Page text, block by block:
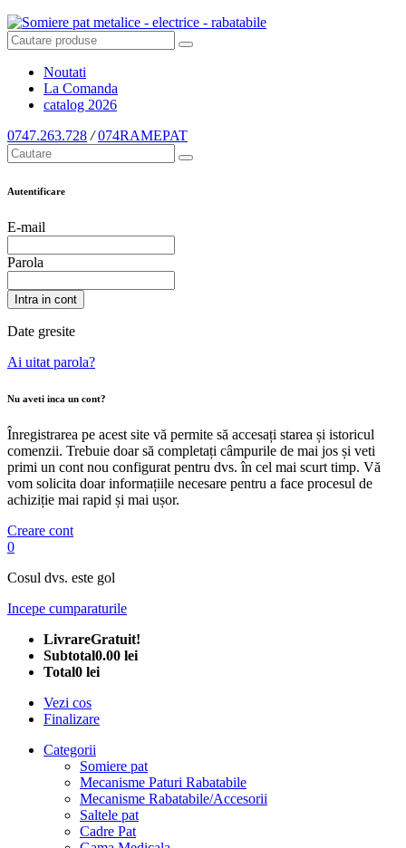
Noutati
La Comanda
catalog 2026
0747.263.728 / 074RAMEPAT
Autentificare
E-mail
Parola
Intra in cont
Date gresite
Ai uitat parola?
Nu aveti inca un cont?
Înregistrarea pe acest site vă permite să accesați starea și istoricul
comenzii. Trebuie doar să completați câmpurile de mai jos și veti
primi un cont nou configurat pentru dvs. în cel mai scurt timp. Vă
vom solicita doar informațiile necesare pentru a face procesul de
achiziție mai rapid și mai ușor.
Creare cont
0
Cosul dvs. este gol
Incepe cumparaturile
LivrareGratuit!
Subtotal0.00 lei
Total0 lei
Vezi cos
Finalizare
Categorii
Somiere pat
Mecanisme Paturi Rabatabile
Mecanisme Rabatabile/Accesorii
Saltele pat
Cadre Pat